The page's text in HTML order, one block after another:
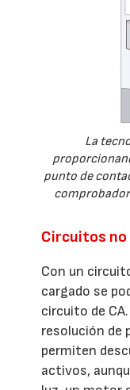
La
punto de
Circuitos
Con un
cargado se
circuito de
resolución de
permiten
activos,